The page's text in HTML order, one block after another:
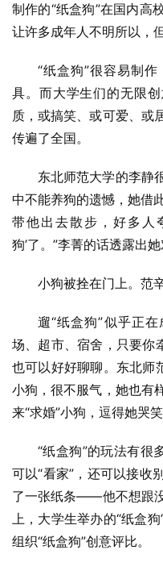
制作的“纸盒狗”在国内高
让许多成年人不明所以，
“纸盒狗”很容易制
具。而大学生们的无限
质，或搞笑、或可爱、或
传遍了全国。
东北师范大学的李静
中不能养狗的遗憾，她借
带他出去散步，好多人
狗’了。”李菁的话透露出她
小狗被拴在门上。范
遛“纸盒狗”似乎正
场、超市、宿舍，只要你
也可以好好聊聊。东北师
小狗，很不服气，她也有
来“求婚”小狗，逗得她哭笑
“纸盒狗”的玩法有很
可以“看家”，还可以接收
了一张纸条——他不想跟
上，大学生举办的“纸盒
组织“纸盒狗”创意评比。